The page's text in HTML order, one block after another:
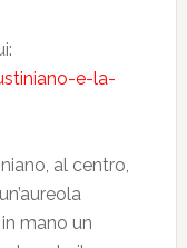
e-la-
al centro,
mano un